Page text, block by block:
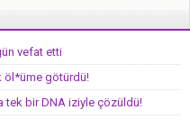
vefat etti
öl*üme götürdü!
tek bir DNA iziyle çözüldü!